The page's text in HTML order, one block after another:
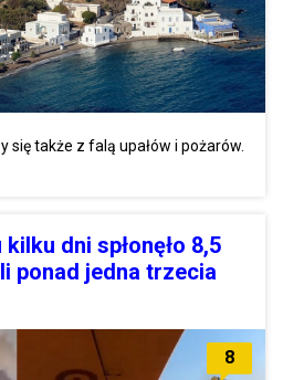
się także z falą upałów i pożarów.
dni spłonęło 8,5
ponad jedna trzecia
8